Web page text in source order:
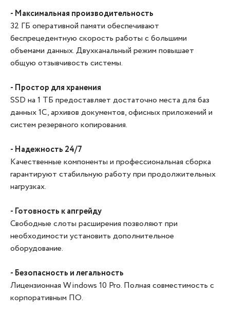
- Максимальная производительность
32 ГБ оперативной памяти обеспечивают
беспрецедентную скорость работы с большими
объемами данных. Двухканальный режим повышает
общую отзывчивость системы.
- Простор для хранения
SSD на 1 ТБ предоставляет достаточно места для баз
данных 1С, архивов документов, офисных приложений и
систем резервного копирования.
- Надежность 24/7
Качественные компоненты и профессиональная сборка
гарантируют стабильную работу при продолжительных
нагрузках.
- Готовность к апгрейду
Свободные слоты расширения позволяют при
необходимости установить дополнительное
оборудование.
- Безопасность и легальность
Лицензионная Windows 10 Pro. Полная совместимость с
корпоративным ПО.